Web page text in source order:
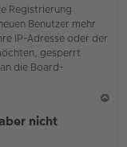
b
Registrierung
Benutzer mehr
IP-Adresse oder der
gesperrt
die Board-
nicht